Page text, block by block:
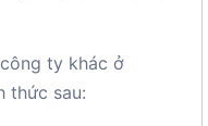
ty khác ở
thức sau: